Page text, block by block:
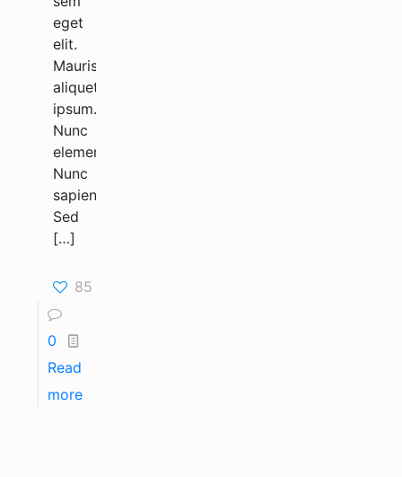
eget
elit.
Mauris
aliquet
ipsum.
Nunc
elementum.
Nunc
sapien.
Sed
[…]
85
0
Read
more